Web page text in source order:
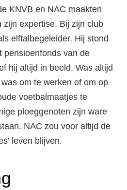
KNVB en NAC maakten
zijn expertise. Bij zijn club
elftalbegeleider. Hij stond
pensioenfonds van de
hij altijd in beeld. Was altijd
om te werken of om op
voetbalmaatjes te
ploeggenoten zijn ware
NAC zou voor altijd de
leven blijven.